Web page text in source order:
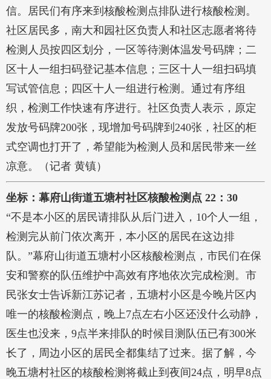
信。居民们有序来到核酸检测点排队进行核酸检测。
社区居民多，南大和园社区负责人和社区志愿者将待
检测人员按四区划分，一区等待测体温发号码牌；二
区十人一组扫码登记基本信息；三区十人一组扫码填
写试管信息；四区十人一组进行检测。通过有序组
织，检测工作快速有序进行。社区负责人表示，原定
发放号码牌200张，现增加号码牌到240张，社区的柜
式空调也打开了，希望能为检测人员和居民带来一丝
凉意。（记者 黄镇）
坐标：幕府山街道五塘村社区核酸检测点 22：30
“不是本小区的居民请排队从后门进入，10个人一组，
检测完从前门依次离开，本小区的居民在这边排
队。”幕府山街道五塘村小区核酸检测点，市民们在保
安和警察的队伍维护中高效有序地依次完成检测。市
民张女士告诉新江苏记者，五塘村小区是今晚片区内
唯一的核酸检测点，晚上7点左右小区还没什么动静，
医生也没来，9点半来排队的时候目测队伍已有300米
长了，周边小区的居民全都集结了过来。据了解，今
晚五塘村社区的核酸检测将截止到夜间24点，明早8点